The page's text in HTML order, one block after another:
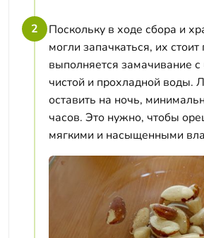
2
Поскольку в ходе сбора и
могли запачкаться, их
выполняется замачивание
чистой и прохладной воды.
оставить на ночь,
часов. Это нужно, чтобы
мягкими и насыщенными